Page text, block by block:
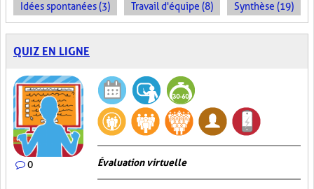
Idées spontanées (3) Travail d'équipe (8) Synthèse (19)
QUIZ EN LIGNE
0 Évaluation virtuelle